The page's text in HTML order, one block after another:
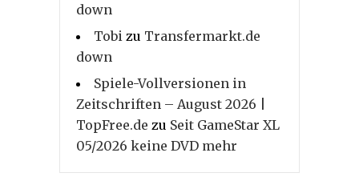
down
Tobi zu Transfermarkt.de
down
Spiele-Vollversionen in
Zeitschriften – August 2026 |
TopFree.de zu Seit GameStar XL
05/2026 keine DVD mehr